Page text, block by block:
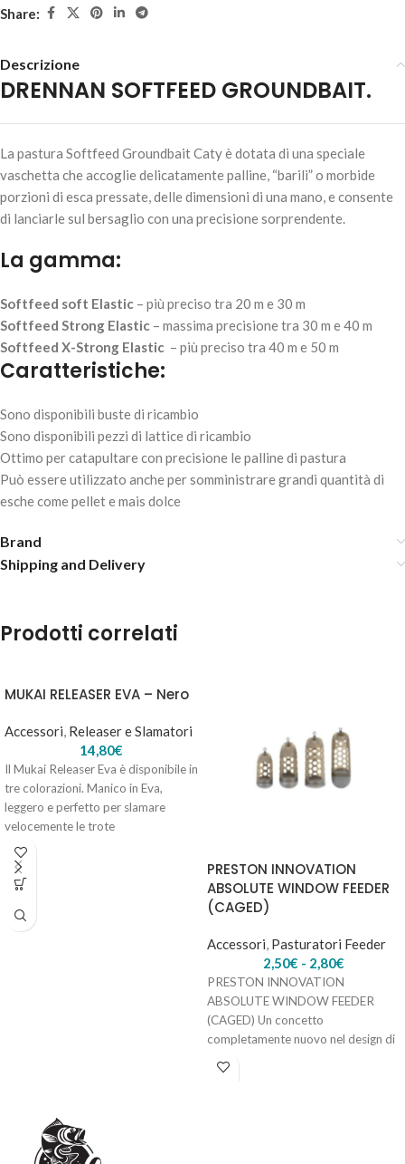
DRENNAN SOFTFEED GROUNDBAIT – X-Strong Elastic
17,50€ 3 disponibili
AGGIUNGI AL
Share:
Descrizione
DRENNAN SOFTFEED GROUNDBAIT.
La pastura Softfeed Groundbait Caty è dotata di una speciale
vaschetta che accoglie delicatamente palline, “barili” o morbide
porzioni di esca pressate, delle dimensioni di una mano, e consente
di lanciarle sul bersaglio con una precisione sorprendente.
La gamma:
Softfeed soft Elastic – più preciso tra 20 m e 30 m
Softfeed Strong Elastic – massima precisione tra 30 m e 40 m
Softfeed X-Strong Elastic – più preciso tra 40 m e 50 m
Caratteristiche:
Sono disponibili buste di ricambio
Sono disponibili pezzi di lattice di ricambio
Ottimo per catapultare con precisione le palline di pastura
Può essere utilizzato anche per somministrare grandi quantità di
esche come pellet e mais dolce
Brand
Shipping and Delivery
Prodotti correlati
MUKAI RELEASER EVA – Nero
Accessori, Releaser e Slamatori
14,80€
Il Mukai Releaser Eva è disponibile in
tre colorazioni. Manico in Eva,
leggero e perfetto per slamare
velocemente le trote
PRESTON INNOVATION
ABSOLUTE WINDOW FEEDER
(CAGED)
Accessori, Pasturatori Feeder
2,50€ - 2,80€
PRESTON INNOVATION
ABSOLUTE WINDOW FEEDER
(CAGED) Un concetto
completamente nuovo nel design di
può essere utilizzato